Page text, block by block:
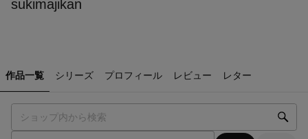
sukimajikan
作品一覧 シリーズ プロフィール レビュー レター